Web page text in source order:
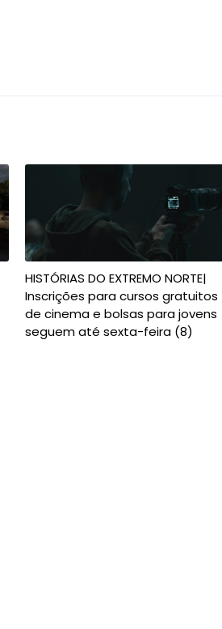
HISTÓRIAS DO EXTREMO NORTE|
Inscrições para cursos gratuitos
de cinema e bolsas para jovens
seguem até sexta-feira (8)